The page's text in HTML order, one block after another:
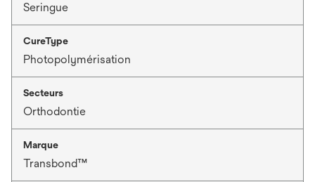
Seringue
CureType
Photopolymérisation
Secteurs
Orthodontie
Marque
Transbond™